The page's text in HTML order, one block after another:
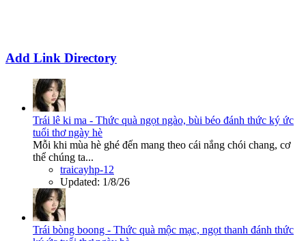
Add Link Directory
Trái lê ki ma - Thức quà ngọt ngào, bùi béo đánh thức ký ức
tuổi thơ ngày hè
Mỗi khi mùa hè ghé đến mang theo cái nắng chói chang, cơ
thể chúng ta...
traicayhp-12
Updated: 1/8/26
Trái bòng boong - Thức quà mộc mạc, ngọt thanh đánh thức